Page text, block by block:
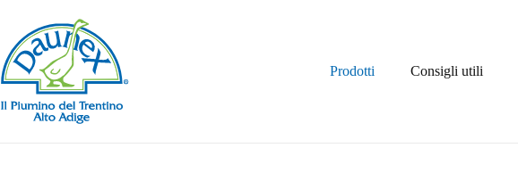
contenuto
Prodotti Consigli utili